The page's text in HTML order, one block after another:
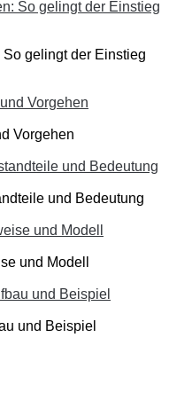
gelingt der Einstieg
Vorgehen
und Bedeutung
und Modell
und Beispiel